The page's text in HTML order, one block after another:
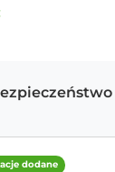
dodane